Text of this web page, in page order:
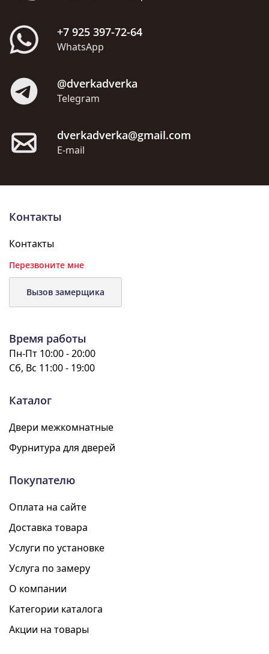
+7 925 397-72-64
WhatsApp
@dverkadverka
Telegram
dverkadverka@gmail.com
E-mail
Контакты
Контакты
Перезвоните мне
Вызов замерщика
Время работы
Пн-Пт 10:00 - 20:00
Сб, Вс 11:00 - 19:00
Каталог
Двери межкомнатные
Фурнитура для дверей
Покупателю
Оплата на сайте
Доставка товара
Услуги по установке
Услуга по замеру
О компании
Категории каталога
Акции на товары